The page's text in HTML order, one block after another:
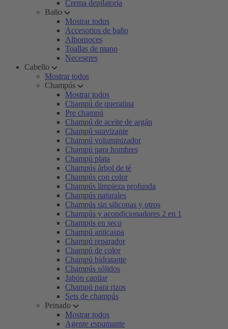
Crema depilatoria
Baño
Mostrar todos
Accesorios de baño
Albornoces
Toallas de mano
Neceseres
Cabello
Mostrar todos
Champús
Mostrar todos
Champú de queratina
Pre champú
Champú de aceite de argán
Champú suavizante
Champú voluminizador
Champú para hombres
Champú plata
Champús árbol de té
Champús con color
Champús limpieza profunda
Champús naturales
Champús sin siliconas y otros
Champús y acondicionadores 2 en 1
Champús en seco
Champú anticaspa
Champú reparador
Champú de color
Champú hidratante
Champús sólidos
Jabón capilar
Champú para rizos
Sets de champús
Peinado
Mostrar todos
Agente espumante